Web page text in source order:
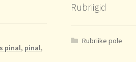
pinal, pinal,
Rubriigid
Rubriike pole